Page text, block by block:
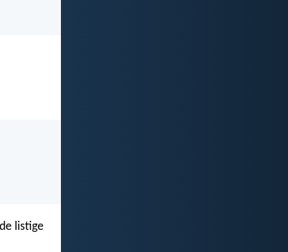
listige